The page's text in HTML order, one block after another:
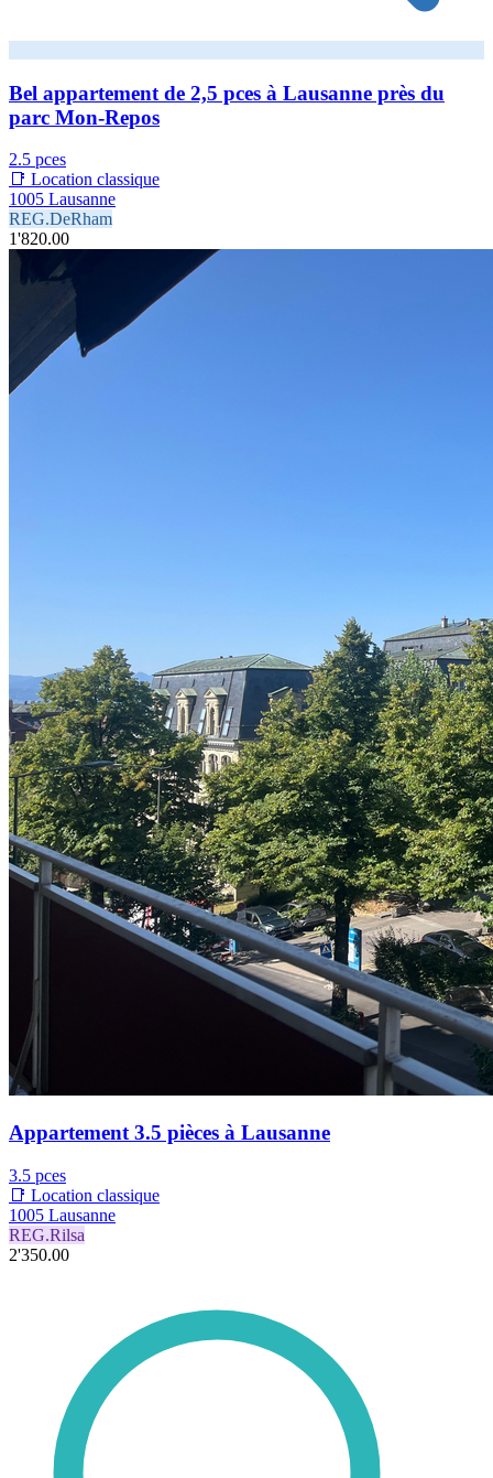
Bel appartement de 2,5 pces à Lausanne près du
parc Mon-Repos
2.5 pces
📑 Location classique
1005 Lausanne
REG.DeRham
1'820.00
Appartement 3.5 pièces à Lausanne
3.5 pces
📑 Location classique
1005 Lausanne
REG.Rilsa
2'350.00